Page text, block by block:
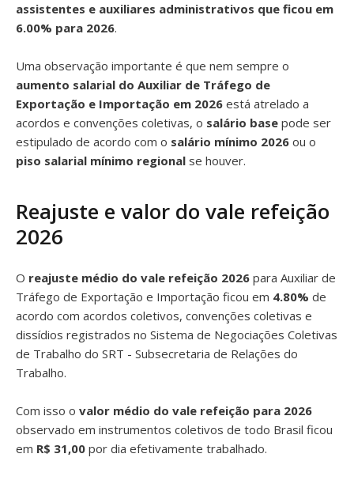
assistentes e auxiliares administrativos que ficou em
6.00% para 2026.
Uma observação importante é que nem sempre o
aumento salarial do Auxiliar de Tráfego de
Exportação e Importação em 2026 está atrelado a
acordos e convenções coletivas, o salário base pode ser
estipulado de acordo com o salário mínimo 2026 ou o
piso salarial mínimo regional se houver.
Reajuste e valor do vale refeição
2026
O reajuste médio do vale refeição 2026 para Auxiliar de
Tráfego de Exportação e Importação ficou em 4.80% de
acordo com acordos coletivos, convenções coletivas e
dissídios registrados no Sistema de Negociações Coletivas
de Trabalho do SRT - Subsecretaria de Relações do
Trabalho.
Com isso o valor médio do vale refeição para 2026
observado em instrumentos coletivos de todo Brasil ficou
em R$ 31,00 por dia efetivamente trabalhado.